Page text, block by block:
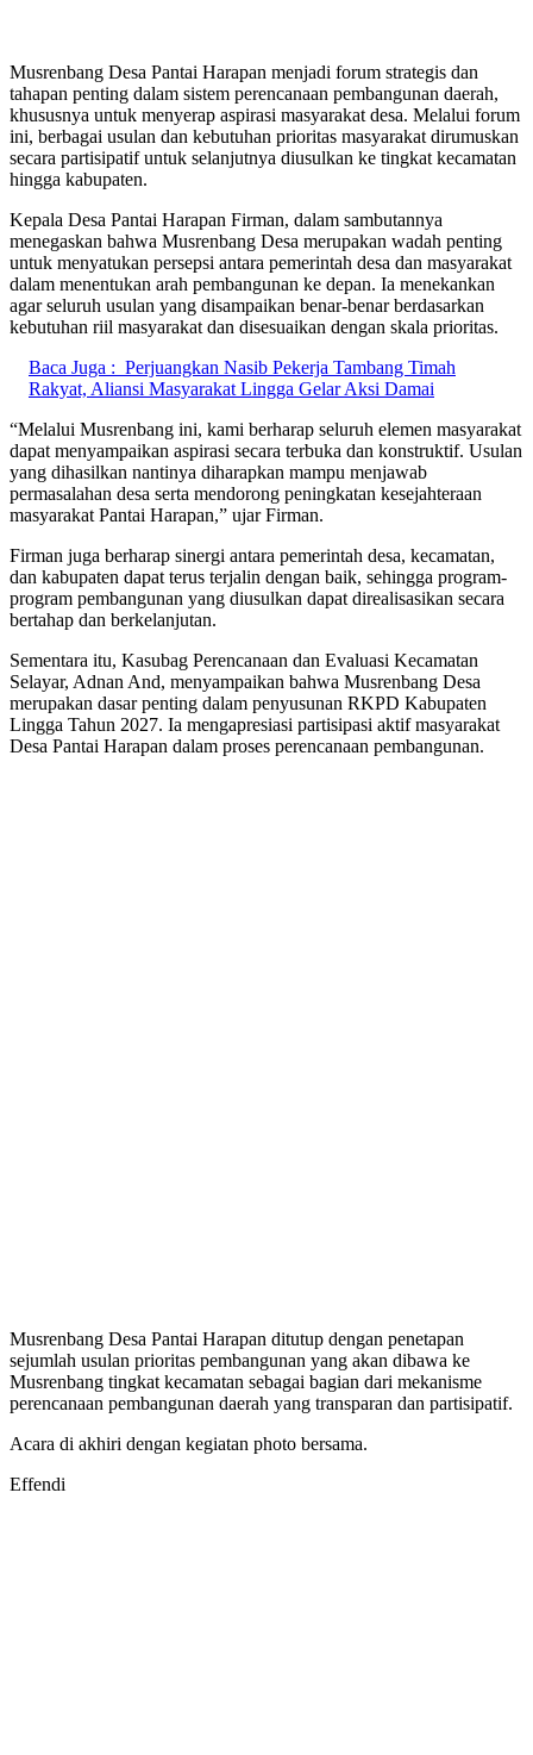
Musrenbang Desa Pantai Harapan menjadi forum strategis dan
tahapan penting dalam sistem perencanaan pembangunan daerah,
khususnya untuk menyerap aspirasi masyarakat desa. Melalui forum
ini, berbagai usulan dan kebutuhan prioritas masyarakat dirumuskan
secara partisipatif untuk selanjutnya diusulkan ke tingkat kecamatan
hingga kabupaten.
Kepala Desa Pantai Harapan Firman, dalam sambutannya
menegaskan bahwa Musrenbang Desa merupakan wadah penting
untuk menyatukan persepsi antara pemerintah desa dan masyarakat
dalam menentukan arah pembangunan ke depan. Ia menekankan
agar seluruh usulan yang disampaikan benar-benar berdasarkan
kebutuhan riil masyarakat dan disesuaikan dengan skala prioritas.
Baca Juga : Perjuangkan Nasib Pekerja Tambang Timah
Rakyat, Aliansi Masyarakat Lingga Gelar Aksi Damai
“Melalui Musrenbang ini, kami berharap seluruh elemen masyarakat
dapat menyampaikan aspirasi secara terbuka dan konstruktif. Usulan
yang dihasilkan nantinya diharapkan mampu menjawab
permasalahan desa serta mendorong peningkatan kesejahteraan
masyarakat Pantai Harapan,” ujar Firman.
Firman juga berharap sinergi antara pemerintah desa, kecamatan,
dan kabupaten dapat terus terjalin dengan baik, sehingga program-
program pembangunan yang diusulkan dapat direalisasikan secara
bertahap dan berkelanjutan.
Sementara itu, Kasubag Perencanaan dan Evaluasi Kecamatan
Selayar, Adnan And, menyampaikan bahwa Musrenbang Desa
merupakan dasar penting dalam penyusunan RKPD Kabupaten
Lingga Tahun 2027. Ia mengapresiasi partisipasi aktif masyarakat
Desa Pantai Harapan dalam proses perencanaan pembangunan.
Musrenbang Desa Pantai Harapan ditutup dengan penetapan
sejumlah usulan prioritas pembangunan yang akan dibawa ke
Musrenbang tingkat kecamatan sebagai bagian dari mekanisme
perencanaan pembangunan daerah yang transparan dan partisipatif.
Acara di akhiri dengan kegiatan photo bersama.
Effendi